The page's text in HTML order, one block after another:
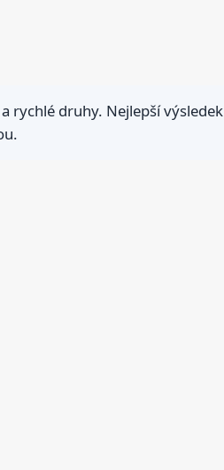
rychlé druhy. Nejlepší výsledek